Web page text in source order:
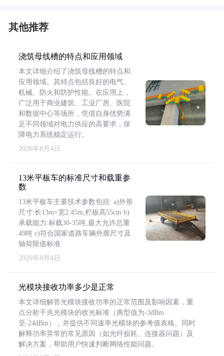
其他推荐
浇筑母线槽的特点和应用领域
本文详细介绍了浇筑母线槽的特点和
应用领域。其特点包括良好的电气、
机械、防火和防护性能。在应用上，
广泛用于商业建筑、工业厂房、医院
和数据中心等场所，凭借自身优势满
足不同领域对电力供应的高要求，保
障电力系统稳定运行。
2026年8月4日
13米平板车的标准尺寸和载重参
数
13米平板车主要技术参数包括: a)外形
尺寸:长13m×宽2.45m,栏板高55cm b)
承载能力:标载30-35吨,最大允许总重
49吨 c)符合国家道路车辆外廓尺寸及
轴荷限值标准
2026年8月4日
光模块接收功率多少是正常
本文详细解答光模块接收功率的正常范围及影响因素，重
点分析千兆光模块的收光标准（典型值为-3dBm
至-24dBm），并提供不同速率光模块的参考值表格。同时
解释功率异常的常见原因（如光纤损耗、连接器问题）及
解决方案，帮助用户快速判断网络性能问题。